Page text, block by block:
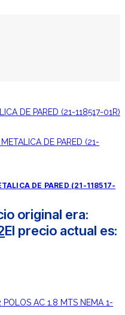
DE PARED (21-118517-
original era:
El precio actual es: